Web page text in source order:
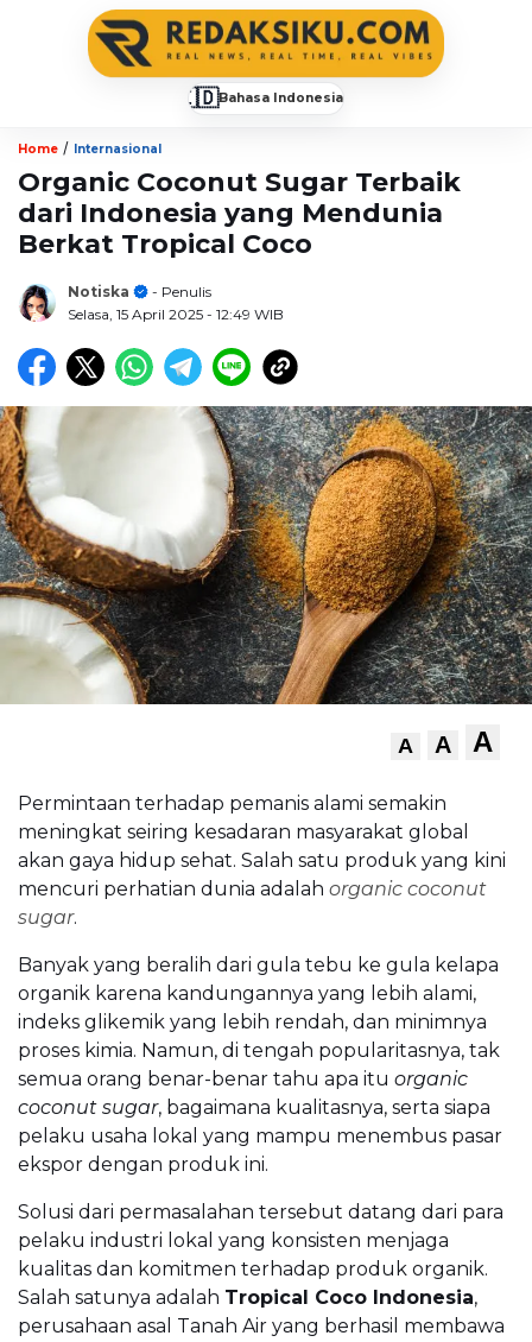
🇮🇩Bahasa Indonesia
Home / Internasional
Organic Coconut Sugar Terbaik
dari Indonesia yang Mendunia
Berkat Tropical Coco
Notiska
- Penulis
Selasa, 15 April 2025 - 12:49 WIB
A A A
Permintaan terhadap pemanis alami semakin
meningkat seiring kesadaran masyarakat global
akan gaya hidup sehat. Salah satu produk yang kini
mencuri perhatian dunia adalah organic coconut
sugar.
Banyak yang beralih dari gula tebu ke gula kelapa
organik karena kandungannya yang lebih alami,
indeks glikemik yang lebih rendah, dan minimnya
proses kimia. Namun, di tengah popularitasnya, tak
semua orang benar-benar tahu apa itu organic
coconut sugar, bagaimana kualitasnya, serta siapa
pelaku usaha lokal yang mampu menembus pasar
ekspor dengan produk ini.
Solusi dari permasalahan tersebut datang dari para
pelaku industri lokal yang konsisten menjaga
kualitas dan komitmen terhadap produk organik.
Salah satunya adalah Tropical Coco Indonesia,
perusahaan asal Tanah Air yang berhasil membawa